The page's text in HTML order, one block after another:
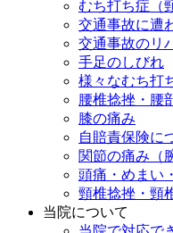
むち打ち症（
交通事故に遭
交通事故のリ
手足のしびれ
様々なむち打
腰椎捻挫・腰
膝の痛み
自賠責保険に
関節の痛み（
頭痛・めまい
頸椎捻挫・頸
当院について